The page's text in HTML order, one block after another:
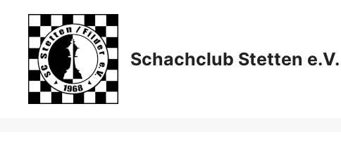
content
Schachclub Stetten e.V.